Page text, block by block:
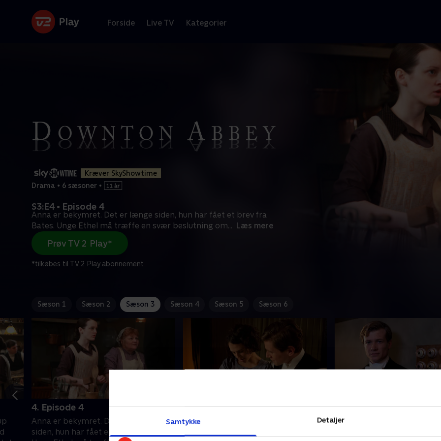
Samtykke Detaljer
Forside Live TV Kategorier
Kræver SkyShowtime
Drama • 6 sæsoner •
S3:E4 • Episode 4
Anna er bekymret. Det er længe siden, hun har fået et brev fra
Bates. Unge Ethel må træffe en svær beslutning om... Læs mere
Prøv TV 2 Play*
*tilkøbes til TV 2 Play abonnement
Sæson 1 Sæson 2 Sæson 3 Sæson 4 Sæson 5 Sæson 6
4. Episode 4
Anna er bekymret. Det er længe
siden, hun har fået et brev fra Bates.
5. Episode 5
Crawley-familien venter spændt på,
Det går helt galt på